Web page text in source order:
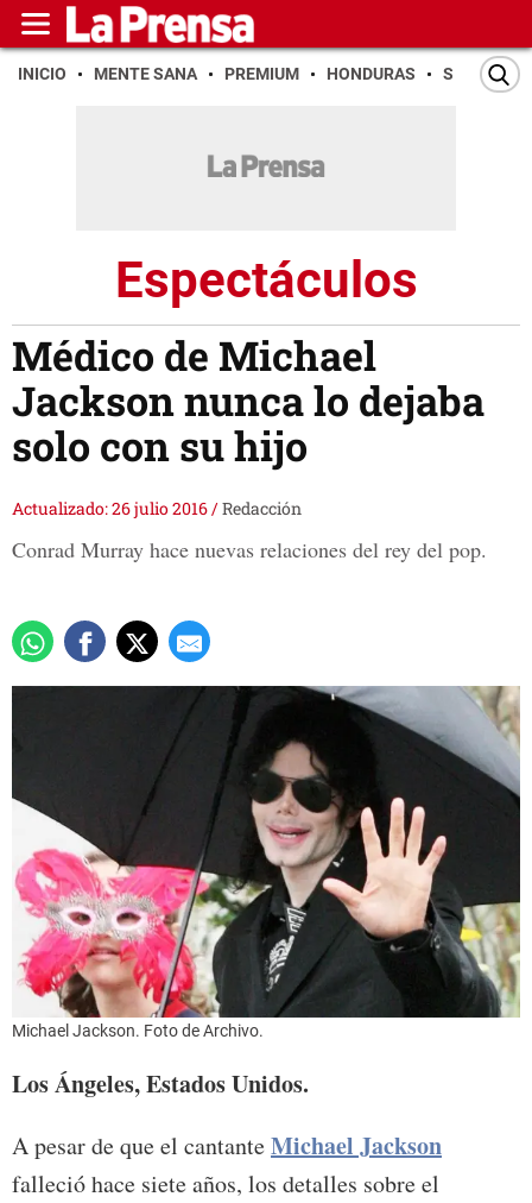
INICIO MENTE SANA PREMIUM HONDURAS SAN PEDRO
Espectáculos
Médico de Michael
Jackson nunca lo dejaba
solo con su hijo
Actualizado: 26 julio 2016/Redacción
Conrad Murray hace nuevas relaciones del rey del pop.
Michael Jackson. Foto de Archivo.
Los Ángeles, Estados Unidos.
A pesar de que el cantanteMichael Jackson
falleció hace siete años, los detalles sobre el